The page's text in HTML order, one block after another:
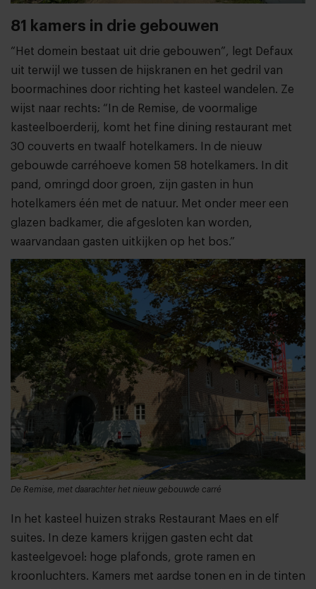
81 kamers in drie gebouwen
“Het domein bestaat uit drie gebouwen”, legt Defaux
uit terwijl we tussen de hijskranen en het gedril van
boormachines door richting het kasteel wandelen. Ze
wijst naar rechts: “In de Remise, de voormalige
kasteelboerderij, komt het fine dining restaurant met
30 couverts en twaalf hotelkamers. In de nieuw
gebouwde carréhoeve komen 58 hotelkamers. In dit
pand, omringd door groen, zijn gasten in hun
hotelkamers één met de natuur. Met onder meer een
glazen badkamer, die afgesloten kan worden,
waarvandaan gasten uitkijken op het bos.”
De Remise, met daarachter het nieuw gebouwde carré
In het kasteel huizen straks Restaurant Maes en elf
suites. In deze kamers krijgen gasten echt dat
kasteelgevoel: hoge plafonds, grote ramen en
kroonluchters. Kamers met aardse tonen en in de tinten